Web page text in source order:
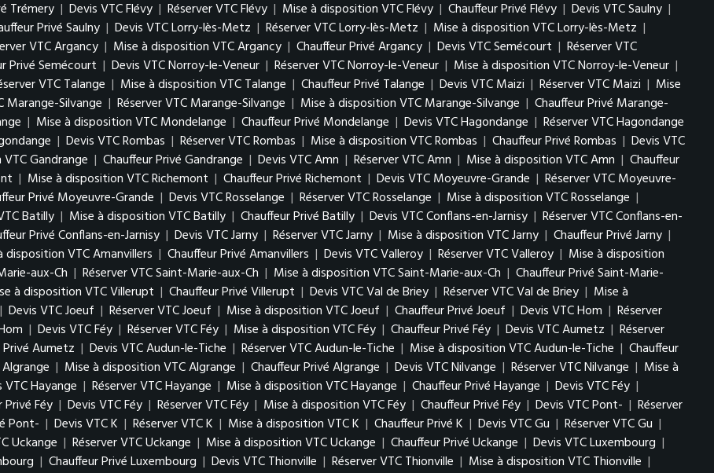
Trémery | Devis VTC Flévy | Réserver VTC Flévy | Mise à disposition VTC Flévy | Chauffeur Privé Flévy | Devis VTC Saulny |
Privé Saulny | Devis VTC Lorry-lès-Metz | Réserver VTC Lorry-lès-Metz | Mise à disposition VTC Lorry-lès-Metz |
VTC Argancy | Mise à disposition VTC Argancy | Chauffeur Privé Argancy | Devis VTC Semécourt | Réserver VTC
Privé Semécourt | Devis VTC Norroy-le-Veneur | Réserver VTC Norroy-le-Veneur | Mise à disposition VTC Norroy-le-Veneur |
VTC Talange | Mise à disposition VTC Talange | Chauffeur Privé Talange | Devis VTC Maizi | Réserver VTC Maizi | Mise
Marange-Silvange | Réserver VTC Marange-Silvange | Mise à disposition VTC Marange-Silvange | Chauffeur Privé Marange-
| Mise à disposition VTC Mondelange | Chauffeur Privé Mondelange | Devis VTC Hagondange | Réserver VTC Hagondange
| Devis VTC Rombas | Réserver VTC Rombas | Mise à disposition VTC Rombas | Chauffeur Privé Rombas | Devis VTC
Gandrange | Chauffeur Privé Gandrange | Devis VTC Amn | Réserver VTC Amn | Mise à disposition VTC Amn | Chauffeur
| Mise à disposition VTC Richemont | Chauffeur Privé Richemont | Devis VTC Moyeuvre-Grande | Réserver VTC Moyeuvre-
Privé Moyeuvre-Grande | Devis VTC Rosselange | Réserver VTC Rosselange | Mise à disposition VTC Rosselange |
Batilly | Mise à disposition VTC Batilly | Chauffeur Privé Batilly | Devis VTC Conflans-en-Jarnisy | Réserver VTC Conflans-en-
Privé Conflans-en-Jarnisy | Devis VTC Jarny | Réserver VTC Jarny | Mise à disposition VTC Jarny | Chauffeur Privé Jarny |
disposition VTC Amanvillers | Chauffeur Privé Amanvillers | Devis VTC Valleroy | Réserver VTC Valleroy | Mise à disposition
aux-Ch | Réserver VTC Saint-Marie-aux-Ch | Mise à disposition VTC Saint-Marie-aux-Ch | Chauffeur Privé Saint-Marie-
à disposition VTC Villerupt | Chauffeur Privé Villerupt | Devis VTC Val de Briey | Réserver VTC Val de Briey | Mise à
| Devis VTC Joeuf | Réserver VTC Joeuf | Mise à disposition VTC Joeuf | Chauffeur Privé Joeuf | Devis VTC Hom | Réserver
| Devis VTC Féy | Réserver VTC Féy | Mise à disposition VTC Féy | Chauffeur Privé Féy | Devis VTC Aumetz | Réserver
Privé Aumetz | Devis VTC Audun-le-Tiche | Réserver VTC Audun-le-Tiche | Mise à disposition VTC Audun-le-Tiche | Chauffeur
| Mise à disposition VTC Algrange | Chauffeur Privé Algrange | Devis VTC Nilvange | Réserver VTC Nilvange | Mise à
VTC Hayange | Réserver VTC Hayange | Mise à disposition VTC Hayange | Chauffeur Privé Hayange | Devis VTC Féy |
Privé Féy | Devis VTC Féy | Réserver VTC Féy | Mise à disposition VTC Féy | Chauffeur Privé Féy | Devis VTC Pont- | Réserver
Pont- | Devis VTC K | Réserver VTC K | Mise à disposition VTC K | Chauffeur Privé K | Devis VTC Gu | Réserver VTC Gu |
Uckange | Réserver VTC Uckange | Mise à disposition VTC Uckange | Chauffeur Privé Uckange | Devis VTC Luxembourg |
| Chauffeur Privé Luxembourg | Devis VTC Thionville | Réserver VTC Thionville | Mise à disposition VTC Thionville |